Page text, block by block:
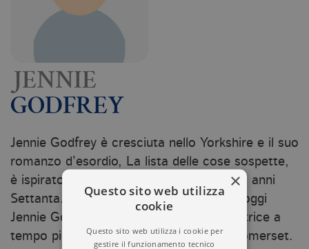
JENNIE
GODFREY
Jennie Godfrey è cresciuta nello Yorkshire e il suo
romanzo d’esordio, La lista delle cose sospette,
è ispirato alla sua infanzia, vissuta lì negli anni
Settanta. Dopo una carriera in azienda, oggi
Jennie Godfrey è libraia part time e scrittrice a
tempo pieno. Vive nella campagna del Somerset.
×
Questo sito web utilizza
cookie
Questo sito web utilizza i cookie per
gestire il funzionamento tecnico